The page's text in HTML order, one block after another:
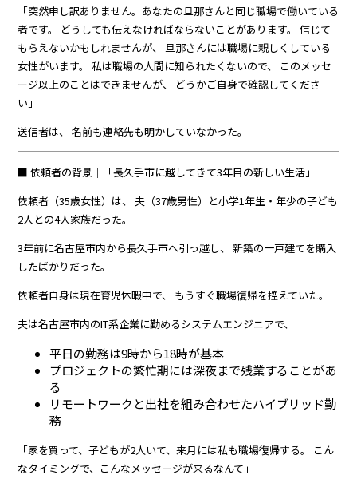
「突然申し訳ありません。あなたの旦那さんと同じ職場で働いている
者です。 どうしても伝えなければならないことがあります。 信じて
もらえないかもしれませんが、 旦那さんには職場に親しくしている
女性がいます。 私は職場の人間に知られたくないので、 このメッセ
ージ以上のことはできませんが、 どうかご自身で確認してくださ
い」
送信者は、 名前も連絡先も明かしていなかった。
■ 依頼者の背景｜「長久手市に越してきて3年目の新しい生活」
依頼者（35歳女性）は、 夫（37歳男性）と小学1年生・年少の子ども
2人との4人家族だった。
3年前に名古屋市内から長久手市へ引っ越し、 新築の一戸建てを購入
したばかりだった。
依頼者自身は現在育児休暇中で、 もうすぐ職場復帰を控えていた。
夫は名古屋市内のIT系企業に勤めるシステムエンジニアで、
平日の勤務は9時から18時が基本
プロジェクトの繁忙期には深夜まで残業することがあ
る
リモートワークと出社を組み合わせたハイブリッド勤
務
「家を買って、子どもが2人いて、来月には私も職場復帰する。 こん
なタイミングで、こんなメッセージが来るなんて」